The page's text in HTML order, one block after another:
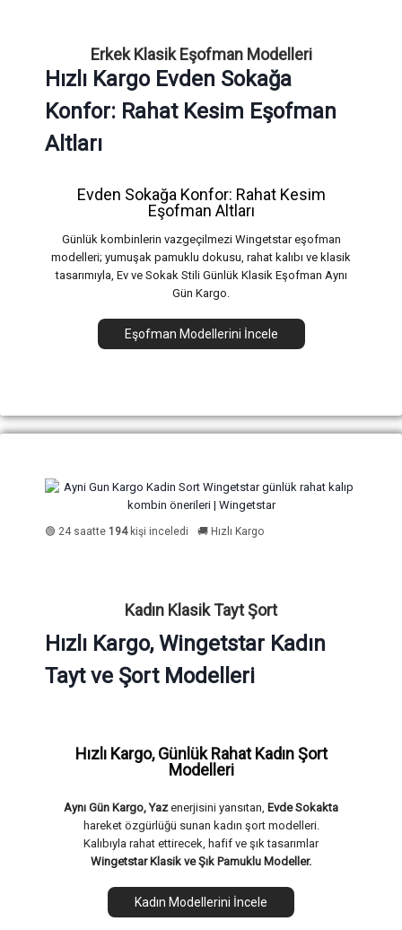
Erkek Klasik Eşofman Modelleri
Hızlı Kargo Evden Sokağa
Konfor: Rahat Kesim Eşofman
Altları
Günlük kombinlerin vazgeçilmezi Wingetstar eşofman
modelleri; yumuşak pamuklu dokusu, rahat kalıbı ve klasik
tasarımıyla, Ev ve Sokak Stili Günlük Klasik Eşofman Aynı
Gün Kargo.
Evden Sokağa Konfor: Rahat Kesim
Eşofman Altları
Eşofman Modellerini İncele
🟢 24 saatte 194kişi inceledi 🚚 Hızlı Kargo
Kadın Klasik Tayt Şort
Hızlı Kargo, Wingetstar Kadın
Tayt ve Şort Modelleri
Aynı Gün Kargo, Yazenerjisini yansıtan, Evde Sokakta
hareket özgürlüğü sunan kadın şort modelleri.
Kalıbıyla rahat ettirecek, hafif ve şık tasarımlar
Wingetstar Klasik ve Şık Pamuklu Modeller.
Kadın Modellerini İncele
Hızlı Kargo, Günlük Rahat Kadın Şort
Modelleri